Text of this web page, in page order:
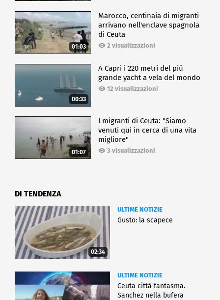
01:03
Marocco, centinaia di migranti
arrivano nell'enclave spagnola
di Ceuta
2 visualizzazioni
00:33
A Capri i 220 metri del più
grande yacht a vela del mondo
12 visualizzazioni
01:07
I migranti di Ceuta: "Siamo
venuti qui in cerca di una vita
migliore"
3 visualizzazioni
DI TENDENZA
02:34
ULTIME NOTIZIE
Gusto: la scapece
ULTIME NOTIZIE
Ceuta città fantasma.
Sanchez nella bufera